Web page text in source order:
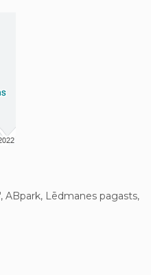
ABpark, Lēdmanes pagasts,